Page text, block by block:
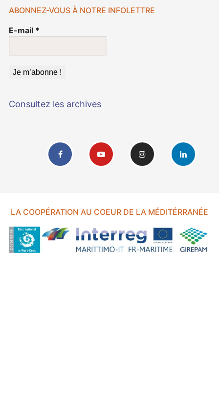
ABONNEZ-VOUS À NOTRE INFOLETTRE
E-mail *
Consultez les archives
LA COOPÉRATION AU COEUR DE LA MÉDITÉRRANÉE